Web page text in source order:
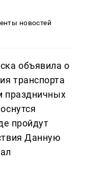
новостей
объявила о
транспорта
праздничных
пройдут
Данную